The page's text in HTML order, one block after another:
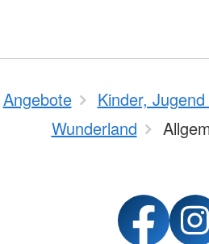
Angebote Kinder,
Wunderland